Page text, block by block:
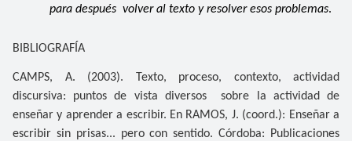
para después volver al texto y resolver esos problemas.
BIBLIOGRAFÍA
CAMPS, A. (2003). Texto, proceso, contexto, actividad
discursiva: puntos de vista diversos sobre la actividad de
enseñar y aprender a escribir. En RAMOS, J. (coord.): Enseñar a
escribir sin prisas... pero con sentido. Córdoba: Publicaciones